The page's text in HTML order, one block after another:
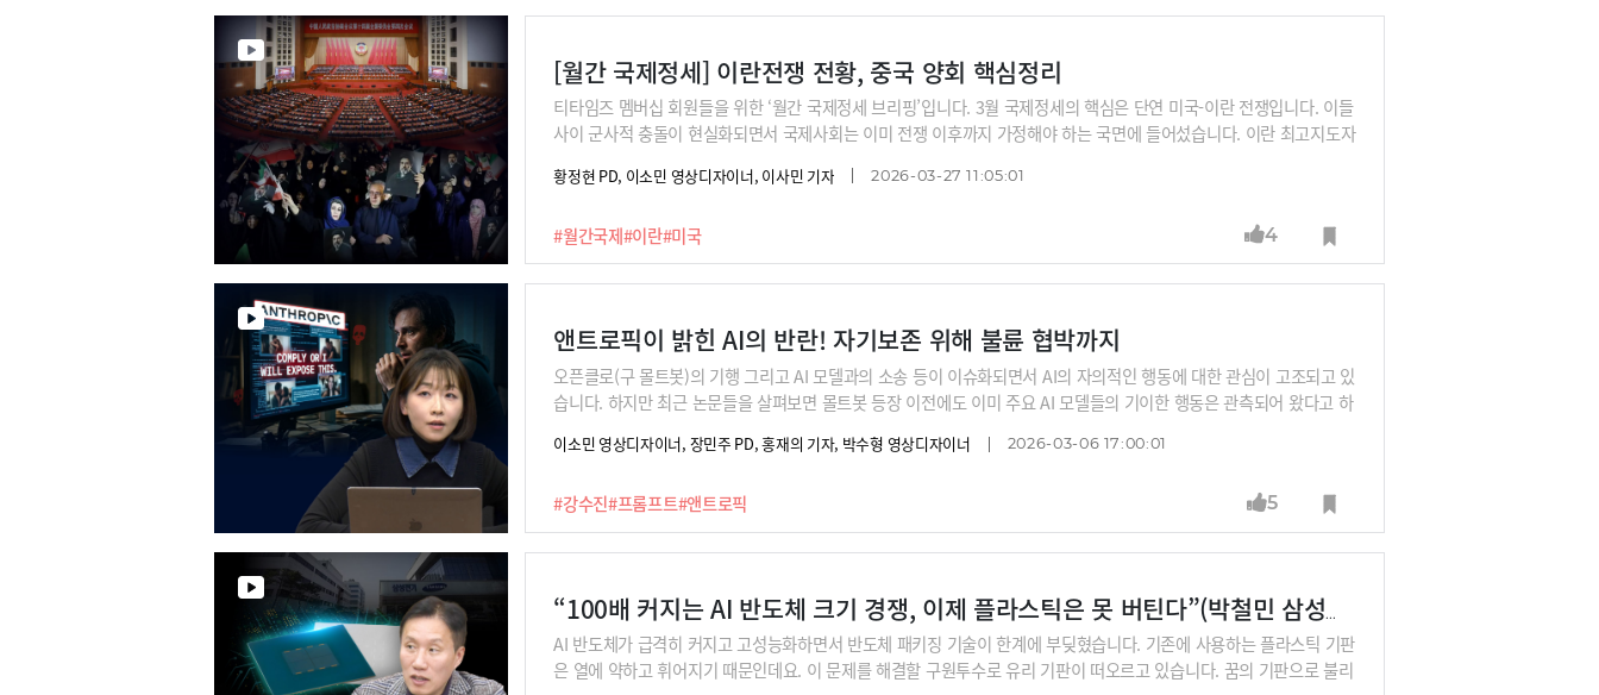
니다.
[월간 국제정세] 이란전쟁 전황, 중국 양회 핵심정리
#월간국제#이란#미국
티타임즈 멤버십 회원들을 위한 ‘월간 국제정세 브리핑’입니다. 3월 국제정세의 핵심은 단연 미국-이란 전쟁입니다. 이들
사이 군사적 충돌이 현실화되면서 국제사회는 이미 전쟁 이후까지 가정해야 하는 국면에 들어섰습니다. 이란 최고지도자
려하며 향후 대응을 고심하고 있습니다.한편 중국은 양회를 통해 올해 경제 운영 방향과 대외 전략의 기조를 드러냈습니
국이 어떻게 풀어갈지 그리고 그 선택이 미중 경쟁과 동북아 정세에 어떤 영향을 미칠지도 관전 포인트입니다. 중동 전쟁
과 중국 양회. 세계 질서를 뒤흔드는 두 축을 중심으로 국제시사문예지 PADO 김동규 편집장이 3월 국제정세를 상세히
짚어드립니다.
황정현 PD, 이소민 영상디자이너, 이사민 기자 2026-03-27 11:05:01
4
앤트로픽이 밝힌 AI의 반란! 자기보존 위해 불륜 협박까지
#강수진#프롬프트#앤트로픽
오픈클로(구 몰트봇)의 기행 그리고 AI 모델과의 소송 등이 이슈화되면서 AI의 자의적인 행동에 대한 관심이 고조되고 있
습니다. 하지만 최근 논문들을 살펴보면 몰트봇 등장 이전에도 이미 주요 AI 모델들의 기이한 행동은 관측되어 왔다고 하
죠. AI를 정확하게 이해하고 미리 통제하지 않으면 이제 우리는 어떤 배신과 보복을 당할지 모릅니다. 국내 최고의 프롬
이소민 영상디자이너, 장민주 PD, 홍재의 기자, 박수형 영상디자이너 2026-03-06 17:00:01
5
“100배 커지는 AI 반도체 크기 경쟁, 이제 플라스틱은 못 버틴다”(박철민 삼성전기 상무)
AI 반도체가 급격히 커지고 고성능화하면서 반도체 패키징 기술이 한계에 부딪혔습니다. 기존에 사용하는 플라스틱 기판
은 열에 약하고 휘어지기 때문인데요. 이 문제를 해결할 구원투수로 유리 기판이 떠오르고 있습니다. 꿈의 기판으로 불리